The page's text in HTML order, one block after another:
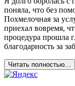
поняла, что без
Похмелочная за
приехал вовремя,
процедура прошла
благодарность за
Читать полностью...